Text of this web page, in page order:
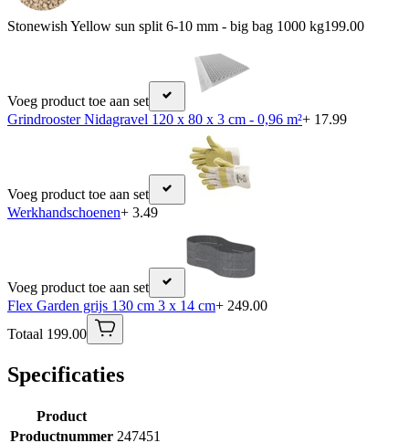
Stonewish Yellow sun split 6-10 mm - big bag 1000 kg199.00
Voeg product toe aan set
Grindrooster Nidagravel 120 x 80 x 3 cm - 0,96 m²+ 17.99
Voeg product toe aan set
Werkhandschoenen+ 3.49
Voeg product toe aan set
Flex Garden grijs 130 cm 3 x 14 cm+ 249.00
Totaal 199.00
Specificaties
Product
Productnummer 247451